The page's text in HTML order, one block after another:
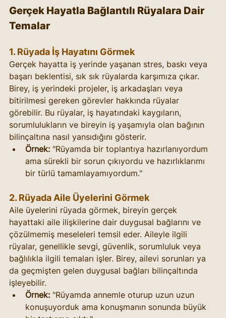
Gerçek Hayatla Bağlantılı Rüyalara Dair
Temalar
1. Rüyada İş Hayatını Görmek
Gerçek hayatta iş yerinde yaşanan stres, baskı veya
başarı beklentisi, sık sık rüyalarda karşımıza çıkar.
Birey, iş yerindeki projeler, iş arkadaşları veya
bitirilmesi gereken görevler hakkında rüyalar
görebilir. Bu rüyalar, iş hayatındaki kaygıların,
sorumlulukların ve bireyin iş yaşamıyla olan bağının
bilinçaltına nasıl yansıdığını gösterir.
Örnek: "Rüyamda bir toplantıya hazırlanıyordum
ama sürekli bir sorun çıkıyordu ve hazırlıklarımı
bir türlü tamamlayamıyordum."
2. Rüyada Aile Üyelerini Görmek
Aile üyelerini rüyada görmek, bireyin gerçek
hayattaki aile ilişkilerine dair duygusal bağlarını ve
çözülmemiş meseleleri temsil eder. Aileyle ilgili
rüyalar, genellikle sevgi, güvenlik, sorumluluk veya
bağlılıkla ilgili temaları işler. Birey, ailevi sorunları ya
da geçmişten gelen duygusal bağları bilinçaltında
işleyebilir.
Örnek: "Rüyamda annemle oturup uzun uzun
konuşuyorduk ama konuşmanın sonunda büyük